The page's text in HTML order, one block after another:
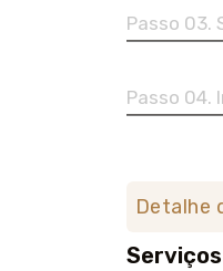
Passo 03.
Passo 04.
Detalhe